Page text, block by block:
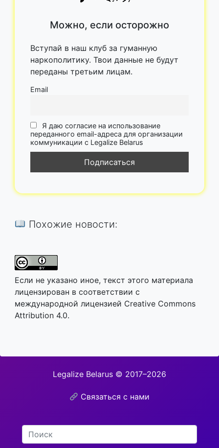
Можно, если осторожно
Вступай в наш клуб за гуманную
наркополитику. Твои данные не будут
переданы третьим лицам.
Email
Я даю согласие на использование
переданного email-адреса для организации
коммуникации с Legalize Belarus
Похожие новости:
Если не указано иное, текст этого материала
лицензирован в соответствии с
международной лицензией Creative Commons
Attribution 4.0.
Legalize Belarus © 2017–2026
Связаться с нами